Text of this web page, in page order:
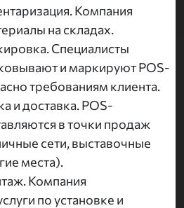
Компания
на складах.
Специалисты
и маркируют POS-
требованиям клиента.
и доставка. POS-
в точки продаж
сети, выставочные
места).
Компания
по установке и